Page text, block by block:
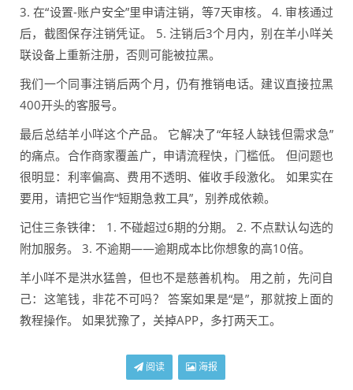
3. 在“设置-账户安全”里申请注销，等7天审核。 4. 审核通过
后，截图保存注销凭证。 5. 注销后3个月内，别在羊小咩关
联设备上重新注册，否则可能被拉黑。
我们一个同事注销后两个月，仍有推销电话。建议直接拉黑
400开头的客服号。
最后总结羊小咩这个产品。 它解决了“年轻人缺钱但需求急”
的痛点。合作商家覆盖广，申请流程快，门槛低。 但问题也
很明显：利率偏高、费用不透明、催收手段激化。 如果实在
要用，请把它当作“短期急救工具”，别养成依赖。
记住三条铁律： 1. 不碰超过6期的分期。 2. 不点默认勾选的
附加服务。 3. 不逾期——逾期成本比你想象的高10倍。
羊小咩不是洪水猛兽，但也不是慈善机构。 用之前，先问自
己：这笔钱，非花不可吗？ 答案如果是“是”，那就按上面的
教程操作。 如果犹豫了，关掉APP，多打两天工。
阅读 海报